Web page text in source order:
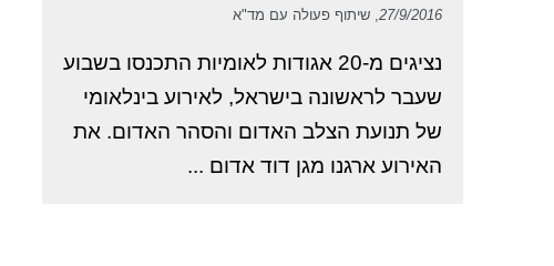
27/9/2016, שיתוף פעולה עם מד"א
נציגים מ-20 אגודות לאומיות התכנסו בשבוע
שעבר לראשונה בישראל, לאירוע בינלאומי
של תנועת הצלב האדום והסהר האדום. את
האירוע ארגנו מגן דוד אדום ...